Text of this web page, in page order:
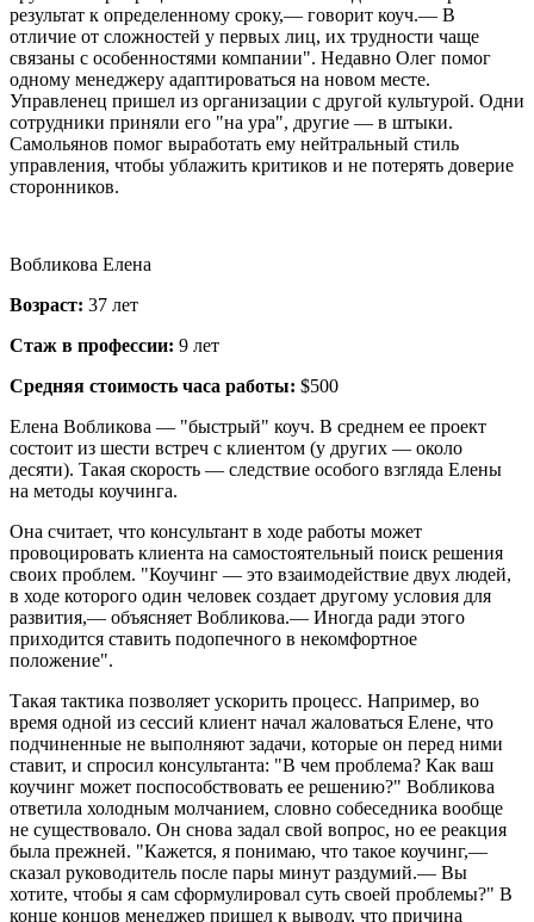
результат к определенному сроку,— говорит коуч.— В
отличие от сложностей у первых лиц, их трудности чаще
связаны с особенностями компании". Недавно Олег помог
одному менеджеру адаптироваться на новом месте.
Управленец пришел из организации с другой культурой. Одни
сотрудники приняли его "на ура", другие — в штыки.
Самольянов помог выработать ему нейтральный стиль
управления, чтобы ублажить критиков и не потерять доверие
сторонников.
Вобликова Елена
Возраст: 37 лет
Стаж в профессии: 9 лет
Средняя стоимость часа работы: $500
Елена Вобликова — "быстрый" коуч. В среднем ее проект
состоит из шести встреч с клиентом (у других — около
десяти). Такая скорость — следствие особого взгляда Елены
на методы коучинга.
Она считает, что консультант в ходе работы может
провоцировать клиента на самостоятельный поиск решения
своих проблем. "Коучинг — это взаимодействие двух людей,
в ходе которого один человек создает другому условия для
развития,— объясняет Вобликова.— Иногда ради этого
приходится ставить подопечного в некомфортное
положение".
Такая тактика позволяет ускорить процесс. Например, во
время одной из сессий клиент начал жаловаться Елене, что
подчиненные не выполняют задачи, которые он перед ними
ставит, и спросил консультанта: "В чем проблема? Как ваш
коучинг может поспособствовать ее решению?" Вобликова
ответила холодным молчанием, словно собеседника вообще
не существовало. Он снова задал свой вопрос, но ее реакция
была прежней. "Кажется, я понимаю, что такое коучинг,—
сказал руководитель после пары минут раздумий.— Вы
хотите, чтобы я сам сформулировал суть своей проблемы?" В
конце концов менеджер пришел к выводу, что причина